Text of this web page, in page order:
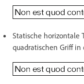
Statische horizontale
quadratischen Griff in